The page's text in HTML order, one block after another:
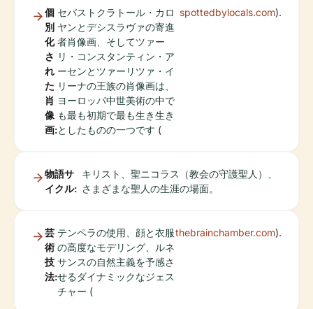
個
別
化
さ
れ
た
肖
像
画:
セバストクラトール・カロ
ヤンとデシスラヴァの寄進
者肖像画、そしてツァー
リ・コンスタンティン・ア
ーセンとツァーリツァ・イ
リーナの王族の肖像画は、
ヨーロッパ中世美術の中で
も最も初期で最も生き生き
としたものの一つです (
spottedbylocals.com).
物語サ
イクル:
キリスト、聖ニコラス（教会の守護聖人）、
さまざまな聖人の生涯の場面。
芸
術
技
法:
テンペラの使用、顔と衣服
の高度なモデリング、ルネ
サンスの自然主義を予感さ
せるダイナミックなジェス
チャー (
thebrainchamber.com).